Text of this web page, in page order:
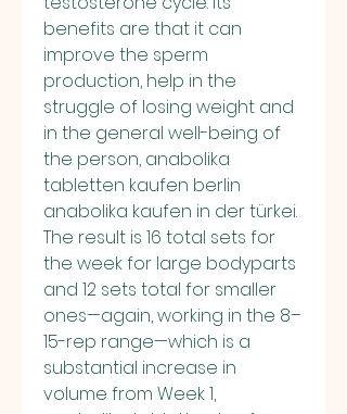
benefits are that it can
improve the sperm
production, help in the
struggle of losing weight and
in the general well-being of
the person, anabolika
tabletten kaufen berlin
anabolika kaufen in der türkei.
The result is 16 total sets for
the week for large bodyparts
and 12 sets total for smaller
ones—again, working in the 8–
15-rep range—which is a
substantial increase in
volume from Week 1,